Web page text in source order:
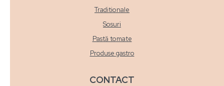
Traditionale
Sosuri
Pastă tomate
Produse gastro
CONTACT